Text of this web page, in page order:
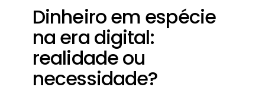
Dinheiro em espécie
na era digital:
realidade ou
necessidade?